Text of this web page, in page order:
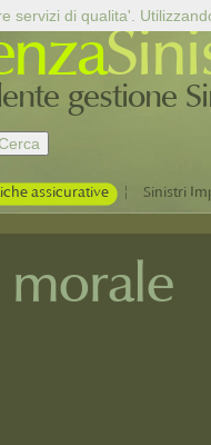
gestione
assicurative | Sinistri
servizi di qualita'.